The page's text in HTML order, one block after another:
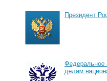
Президент
Федеральное
делам